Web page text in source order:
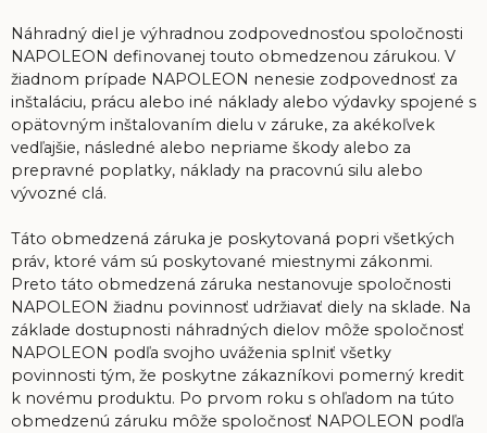
Náhradný diel je výhradnou zodpovednosťou spoločnosti
NAPOLEON definovanej touto obmedzenou zárukou. V
žiadnom prípade NAPOLEON nenesie zodpovednosť za
inštaláciu, prácu alebo iné náklady alebo výdavky spojené s
opätovným inštalovaním dielu v záruke, za akékoľvek
vedľajšie, následné alebo nepriame škody alebo za
prepravné poplatky, náklady na pracovnú silu alebo
vývozné clá.
Táto obmedzená záruka je poskytovaná popri všetkých
práv, ktoré vám sú poskytované miestnymi zákonmi.
Preto táto obmedzená záruka nestanovuje spoločnosti
NAPOLEON žiadnu povinnosť udržiavať diely na sklade. Na
základe dostupnosti náhradných dielov môže spoločnosť
NAPOLEON podľa svojho uváženia splniť všetky
povinnosti tým, že poskytne zákazníkovi pomerný kredit
k novému produktu. Po prvom roku s ohľadom na túto
obmedzenú záruku môže spoločnosť NAPOLEON podľa